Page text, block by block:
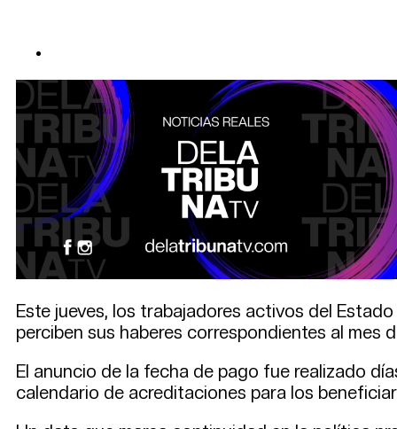
Este jueves, los trabajadores activos del
perciben sus haberes correspondientes al mes
El anuncio de la fecha de pago fue realizado
calendario de acreditaciones para los